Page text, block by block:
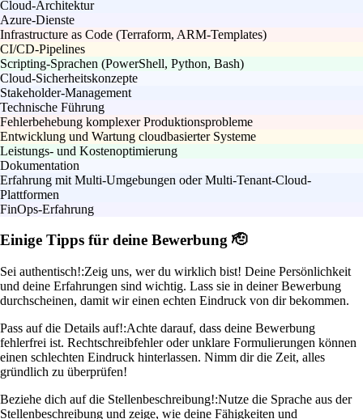
Cloud-Architektur
Azure-Dienste
Infrastructure as Code (Terraform, ARM-Templates)
CI/CD-Pipelines
Scripting-Sprachen (PowerShell, Python, Bash)
Cloud-Sicherheitskonzepte
Stakeholder-Management
Technische Führung
Fehlerbehebung komplexer Produktionsprobleme
Entwicklung und Wartung cloudbasierter Systeme
Leistungs- und Kostenoptimierung
Dokumentation
Erfahrung mit Multi-Umgebungen oder Multi-Tenant-Cloud-
Plattformen
FinOps-Erfahrung
Einige Tipps für deine Bewerbung 🫡
Sei authentisch!:Zeig uns, wer du wirklich bist! Deine Persönlichkeit
und deine Erfahrungen sind wichtig. Lass sie in deiner Bewerbung
durchscheinen, damit wir einen echten Eindruck von dir bekommen.
Pass auf die Details auf!:Achte darauf, dass deine Bewerbung
fehlerfrei ist. Rechtschreibfehler oder unklare Formulierungen können
einen schlechten Eindruck hinterlassen. Nimm dir die Zeit, alles
gründlich zu überprüfen!
Beziehe dich auf die Stellenbeschreibung!:Nutze die Sprache aus der
Stellenbeschreibung und zeige, wie deine Fähigkeiten und